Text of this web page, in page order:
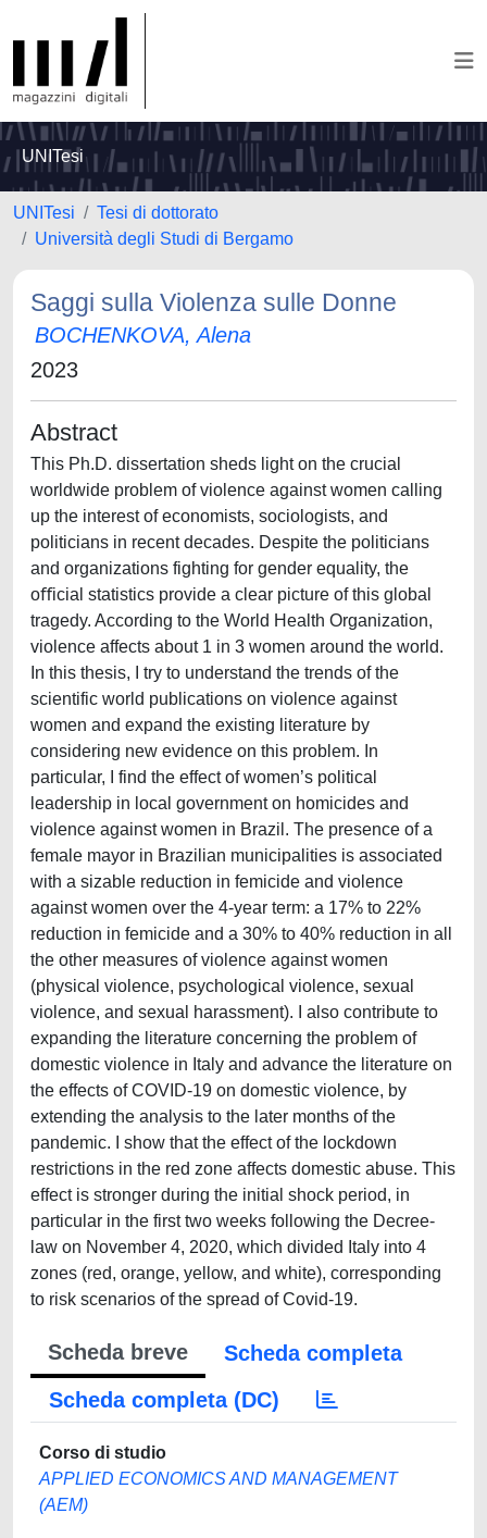
UNITesi
UNITesi
Tesi di dottorato
Università degli Studi di Bergamo
Saggi sulla Violenza sulle Donne
BOCHENKOVA, Alena
2023
Abstract
This Ph.D. dissertation sheds light on the crucial
worldwide problem of violence against women calling
up the interest of economists, sociologists, and
politicians in recent decades. Despite the politicians
and organizations fighting for gender equality, the
oﬀicial statistics provide a clear picture of this global
tragedy. According to the World Health Organization,
violence affects about 1 in 3 women around the world.
In this thesis, I try to understand the trends of the
scientific world publications on violence against
women and expand the existing literature by
considering new evidence on this problem. In
particular, I find the effect of women’s political
leadership in local government on homicides and
violence against women in Brazil. The presence of a
female mayor in Brazilian municipalities is associated
with a sizable reduction in femicide and violence
against women over the 4-year term: a 17% to 22%
reduction in femicide and a 30% to 40% reduction in all
the other measures of violence against women
(physical violence, psychological violence, sexual
violence, and sexual harassment). I also contribute to
expanding the literature concerning the problem of
domestic violence in Italy and advance the literature on
the effects of COVID-19 on domestic violence, by
extending the analysis to the later months of the
pandemic. I show that the effect of the lockdown
restrictions in the red zone affects domestic abuse. This
effect is stronger during the initial shock period, in
particular in the first two weeks following the Decree-
law on November 4, 2020, which divided Italy into 4
zones (red, orange, yellow, and white), corresponding
to risk scenarios of the spread of Covid-19.
Scheda breve
Scheda completa
Scheda completa (DC)
Corso di studio
APPLIED ECONOMICS AND MANAGEMENT
(AEM)